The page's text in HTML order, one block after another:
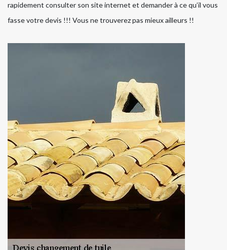
rapidement consulter son site internet et demander à ce qu’il vous
fasse votre devis !!! Vous ne trouverez pas mieux ailleurs !!